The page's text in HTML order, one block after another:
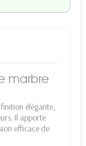
marbre
élégante,
Il apporte
efficace de